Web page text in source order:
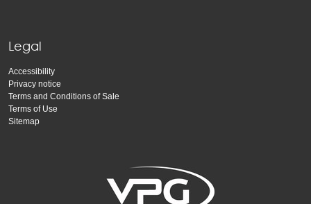
Legal
Accessibility
Privacy notice
Terms and Conditions of Sale
Terms of Use
Sitemap